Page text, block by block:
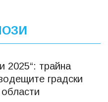
2025“: трайна
градски